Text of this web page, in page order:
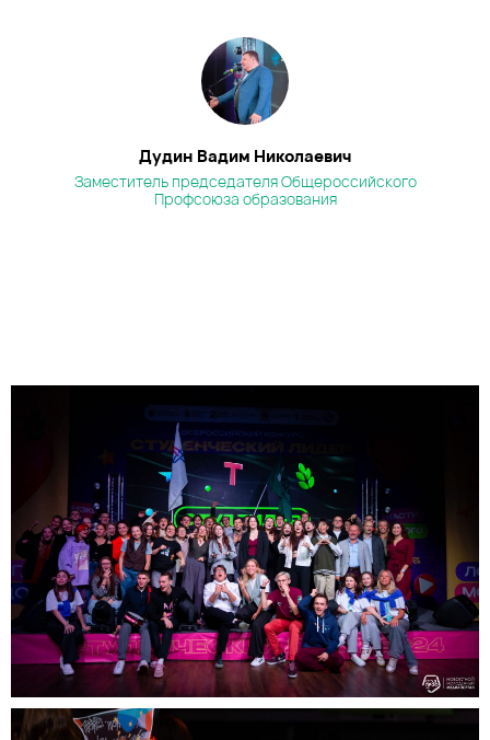
Дудин Вадим Николаевич
Заместитель председателя Общероссийского
Профсоюза образования